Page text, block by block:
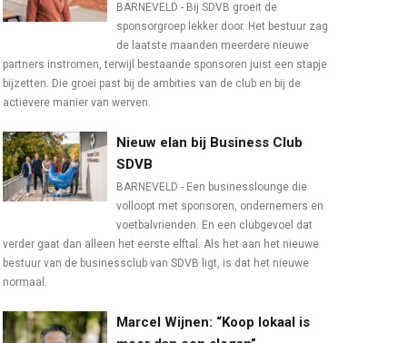
BARNEVELD - Bij SDVB groeit de
sponsorgroep lekker door. Het bestuur zag
de laatste maanden meerdere nieuwe
partners instromen, terwijl bestaande sponsoren juist een stapje
bijzetten. Die groei past bij de ambities van de club en bij de
actievere manier van werven.
Nieuw elan bij Business Club
SDVB
BARNEVELD - Een businesslounge die
volloopt met sponsoren, ondernemers en
voetbalvrienden. En een clubgevoel dat
verder gaat dan alleen het eerste elftal. Als het aan het nieuwe
bestuur van de businessclub van SDVB ligt, is dat het nieuwe
normaal.
Marcel Wijnen: “Koop lokaal is